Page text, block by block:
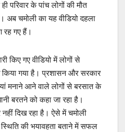
परिवार के पांच लोगों की मौत
चमोली का यह वीडियो दहला
रह गए हैं।
किए गए वीडियो में लोगों से
किया गया है। प्रशासन और सरकार
मनाने आने वाले लोगों से बरसात के
बरतने को कहा जा रहा है।
दिख रहा है। ऐसे में चमोली
स्थिति की भयावहता बताने में सफल